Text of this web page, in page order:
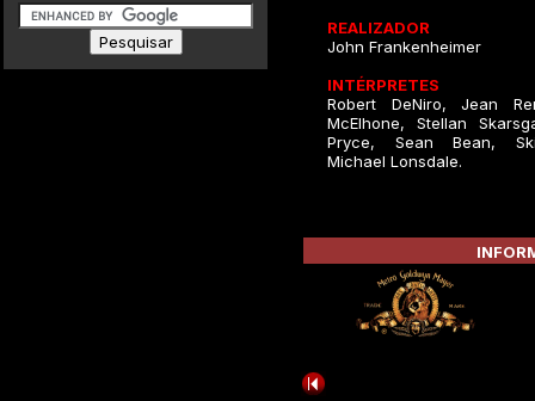
REALIZADOR
John Frankenheimer
INTÉRPRETES
Robert DeNiro, Jean
McElhone, Stellan
Pryce, Sean Bean,
Michael Lonsdale.